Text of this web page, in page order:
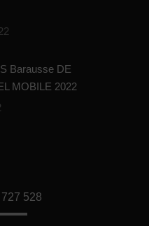
Barausse DE
MOBILE 2022
528